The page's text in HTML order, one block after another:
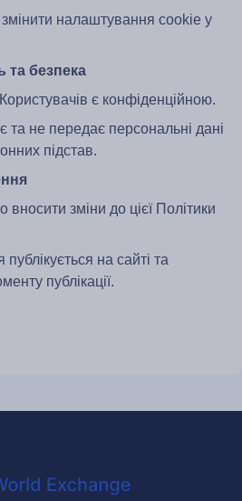
налаштування cookie у
та безпека
є конфіденційною.
та не передає персональні дані
підстав.
зміни до цієї Політики
на сайті та
публікації.